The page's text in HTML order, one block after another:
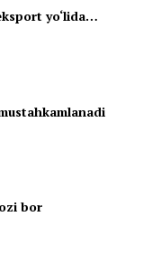
yo‘lida…
bor